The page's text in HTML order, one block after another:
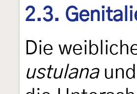
2.3.
Die
ustulanaund